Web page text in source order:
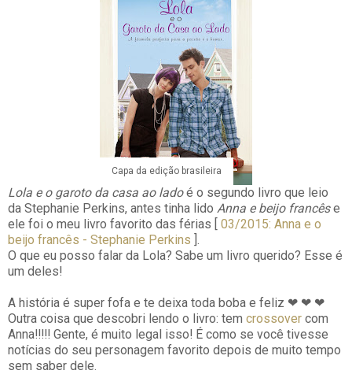
Capa da edição brasileira
Lola e o garoto da casa ao ladoé o segundo livro que leio
da Stephanie Perkins, antes tinha lido Anna e beijo francêse
ele foi o meu livro favorito das férias [ 03/2015: Anna e o
beijo francês - Stephanie Perkins ].
O que eu posso falar da Lola? Sabe um livro querido? Esse é
um deles!
A história é super fofa e te deixa toda boba e feliz ❤ ❤ ❤
Outra coisa que descobri lendo o livro: tem crossover com
Anna!!!!! Gente, é muito legal isso! É como se você tivesse
notícias do seu personagem favorito depois de muito tempo
sem saber dele.